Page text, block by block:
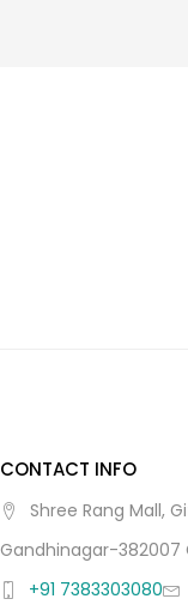
CONTACT INFO
Shree Rang Mall,
Gandhinagar-382007
+91 7383303080